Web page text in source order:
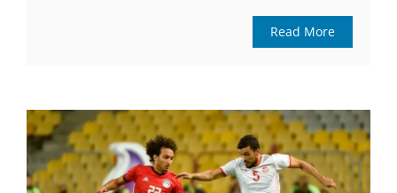
Read More